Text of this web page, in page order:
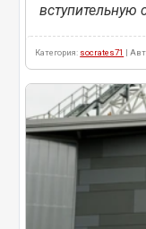
вступительную
Категория: socrates71 |